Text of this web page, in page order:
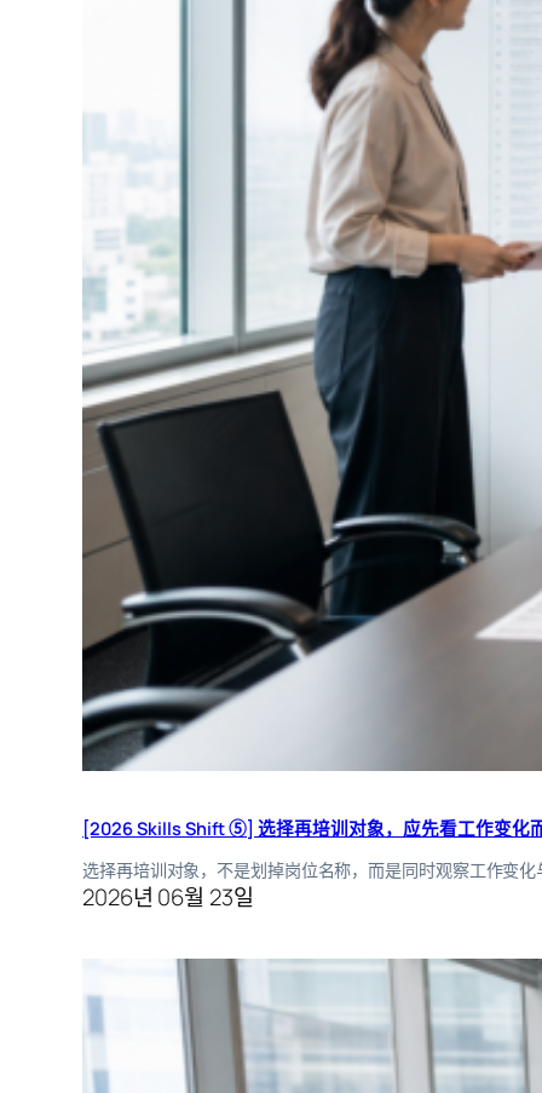
[2026 Skills Shift ⑤] 选择再培训对象，应先看工作变化
选择再培训对象，不是划掉岗位名称，而是同时观察工作变
2026년 06월 23일